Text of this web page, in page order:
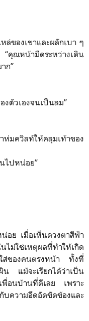
ล่ของเขาและผลักเบา ๆ
คุณหน้ามืดระหว่างเดิน
ก”
ตัวเองจนเป็นลม”
ห่มควิลท์ให้คลุมเท้าของ
ไปหน่อย”
อย เมื่อเห็นดวงตาสีฟ้า
ม่ใช่เหตุผลที่ทำให้เกิด
ใส่ของคนตรงหน้า ทั้งที่
น แม้จะเรียกได้ว่าเป็น
อนบ้านที่ดีเลย เพราะ
ความอึดอัดขัดข้องและ